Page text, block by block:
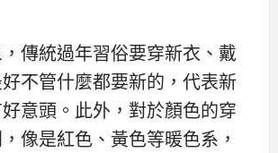
傳統過年習俗要穿新衣、戴
不管什麼都要新的，代表新
意頭。此外，對於顏色的穿
像是紅色、黃色等暖色系，